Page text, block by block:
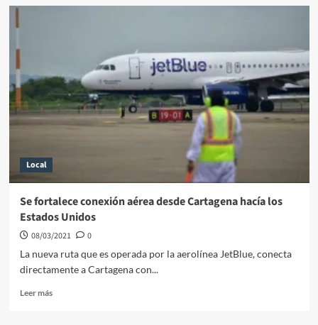
Decomisan
carretera
sur
de
Bolívar
Local
Se fortalece conexión aérea desde Cartagena hacía los
Estados Unidos
08/03/2021
0
La nueva ruta que es operada por la aerolínea JetBlue, conecta
directamente a Cartagena con...
Leer másLeer